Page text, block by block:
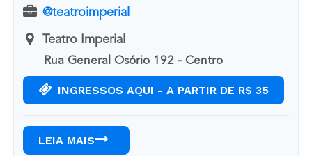
@teatroimperial
Teatro Imperial
Rua General Osório 192 - Centro
INGRESSOS AQUI - A PARTIR DE R$ 35
LEIA MAIS